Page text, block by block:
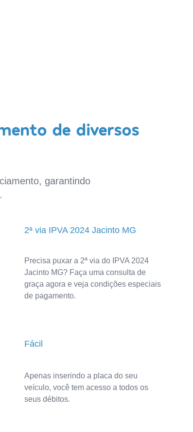
de diversos
garantindo
2ª via IPVA 2024 Jacinto MG
Precisa puxar a 2ª via do IPVA 2024
Jacinto MG? Faça uma consulta de
graça agora e veja condições especiais
de pagamento.
Fácil
Apenas inserindo a placa do seu
veículo, você tem acesso a todos os
seus débitos.